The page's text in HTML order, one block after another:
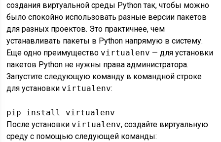
создания виртуальной среды Python так, чтобы можно
было спокойно использовать разные версии пакетов
для разных проектов. Это практичнее, чем
устанавливать пакеты в Python напрямую в систему.
Еще одно преимущество virtualenv — для установки
пакетов Python не нужны права администратора.
Запустите следующую команду в командной строке
для установки virtualenv:
pip install virtualenv
После установки virtualenv, создайте виртуальную
среду с помощью следующей команды: